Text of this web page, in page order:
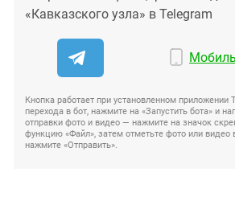
«Кавказского узла» в Telegram
Кнопка работает при установленном приложении
перехода в бот, нажмите на «Запустить бота» и
отправки фото и видео — нажмите на значок
функцию «Файл», затем отметьте фото или видео
нажмите «Отправить».